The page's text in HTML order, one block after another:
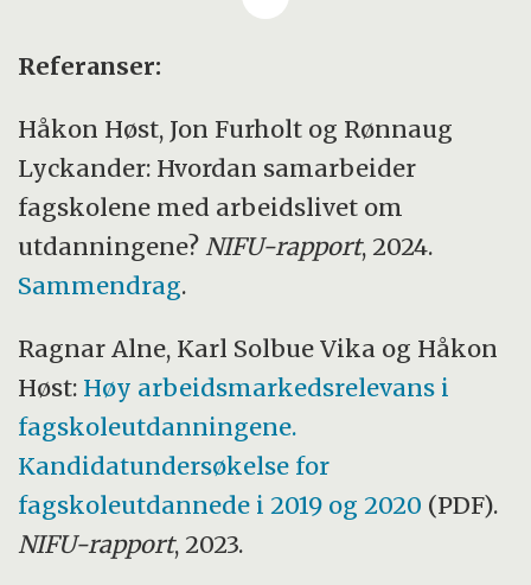
høgere yrkesfaglig utdanning 2024 torsdag
13. juni kl. 0900 på Kulturhuset i Oslo.
Les mer om arrangementet
Referanser:
Håkon Høst, Jon Furholt og Rønnaug
Lyckander: Hvordan samarbeider
fagskolene med arbeidslivet om
utdanningene?NIFU-rapport, 2024.
Sammendrag.
Ragnar Alne, Karl Solbue Vika og Håkon
Høst: Høy arbeidsmarkedsrelevans i
fagskoleutdanningene.
Kandidatundersøkelse for
fagskoleutdannede i 2019 og 2020 (PDF).
NIFU-rapport, 2023.